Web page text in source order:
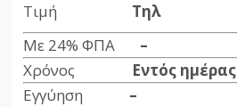
Τιμή Tηλ
Με 24% ΦΠΑ –
Χρόνος Εντός ημέρας
Εγγύηση –